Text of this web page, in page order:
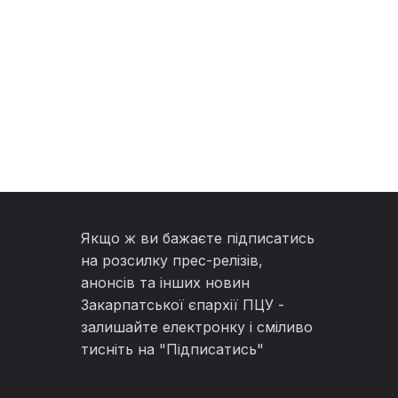
Якщо ж ви бажаєте підписатись
на розсилку прес-релізів,
анонсів та інших новин
Закарпатської єпархії ПЦУ -
залишайте електронку і сміливо
тисніть на "Підписатись"